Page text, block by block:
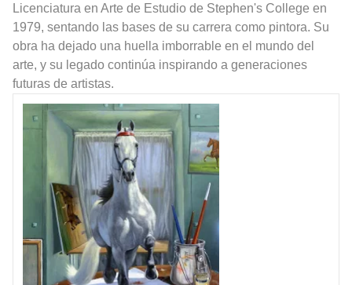
Licenciatura en Arte de Estudio de Stephen's College en
1979, sentando las bases de su carrera como pintora. Su
obra ha dejado una huella imborrable en el mundo del
arte, y su legado continúa inspirando a generaciones
futuras de artistas.